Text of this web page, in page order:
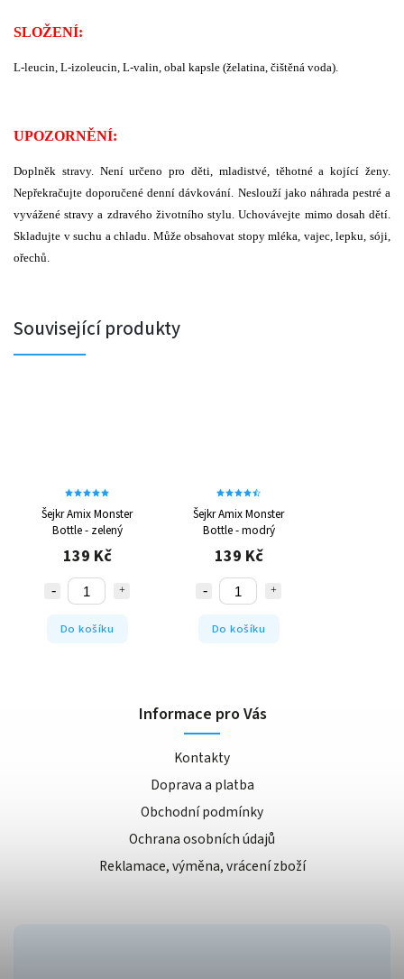
SLOŽENÍ:
L-leucin, L-izoleucin, L-valin, obal kapsle (želatina, čištěná voda).
UPOZORNĚNÍ:
Doplněk stravy. Není určeno pro děti, mladistvé, těhotné a kojící ženy.
Nepřekračujte doporučené denní dávkování. Neslouží jako náhrada pestré a
vyvážené stravy a zdravého životního stylu. Uchovávejte mimo dosah dětí.
Skladujte v suchu a chladu. Může obsahovat stopy mléka, vajec, lepku, sóji,
ořechů.
Související produkty
Šejkr Amix Monster
Bottle - zelený
139 Kč
Do košíku
Šejkr Amix Monster
Bottle - modrý
139 Kč
Do košíku
Informace pro Vás
Kontakty
Doprava a platba
Obchodní podmínky
Ochrana osobních údajů
Reklamace, výměna, vrácení zboží